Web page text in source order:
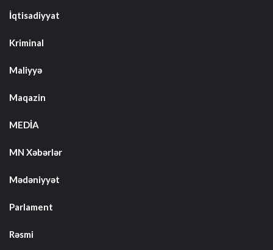
İqtisadiyyat
Kriminal
Maliyyə
Maqazin
MEDİA
MN Xəbərlər
Mədəniyyət
Parlament
Rəsmi